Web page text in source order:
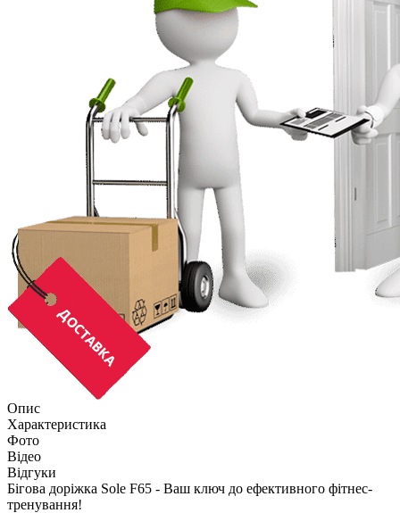
Опис
Характеристика
Фото
Відео
Відгуки
Бігова доріжка Sole F65 - Ваш ключ до ефективного фітнес-
тренування!